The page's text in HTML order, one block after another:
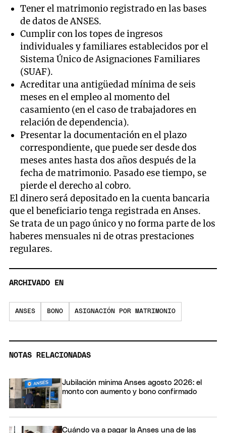
Tener el matrimonio registrado en las bases
de datos de ANSES.
Cumplir con los topes de ingresos
individuales y familiares establecidos por el
Sistema Único de Asignaciones Familiares
(SUAF).
Acreditar una antigüedad mínima de seis
meses en el empleo al momento del
casamiento (en el caso de trabajadores en
relación de dependencia).
Presentar la documentación en el plazo
correspondiente, que puede ser desde dos
meses antes hasta dos años después de la
fecha de matrimonio. Pasado ese tiempo, se
pierde el derecho al cobro.
El dinero será depositado en la cuenta bancaria
que el beneficiario tenga registrada en Anses.
Se trata de un pago único y no forma parte de los
haberes mensuales ni de otras prestaciones
regulares.
ARCHIVADO EN
ANSES BONO ASIGNACIÓN POR MATRIMONIO
NOTAS RELACIONADAS
Jubilación mínima Anses agosto 2026: el
monto con aumento y bono confirmado
Cuándo va a pagar la Anses una de las